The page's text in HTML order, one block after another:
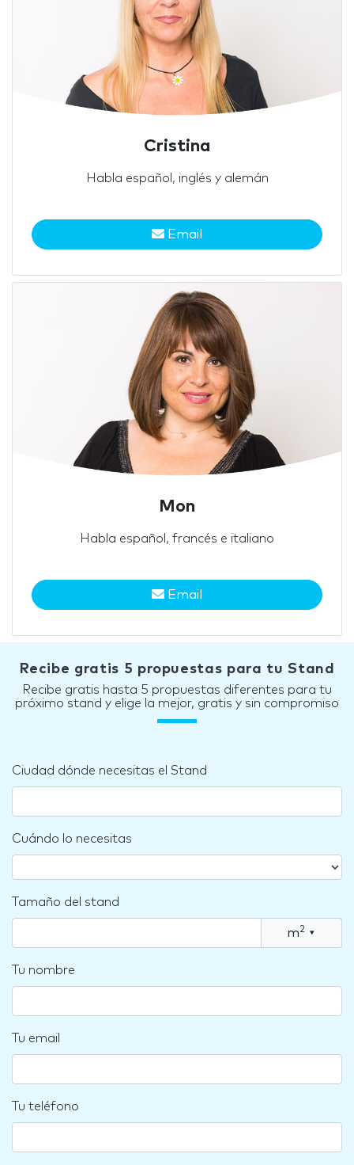
Cristina
Habla español, inglés y alemán
Email
Mon
Habla español, francés e italiano
Email
Recibe gratis 5 propuestas para tu Stand
Recibe gratis hasta 5 propuestas diferentes para tu
próximo stand y elige la mejor, gratis y sin compromiso
Ciudad dónde necesitas el Stand
Cuándo lo necesitas
Tamaño del stand
m2 ▾
Tu nombre
Tu email
Tu teléfono